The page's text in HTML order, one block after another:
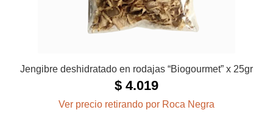
Jengibre deshidratado en rodajas “Biogourmet” x 25gr
$ 4.019
Ver precio retirando por Roca Negra